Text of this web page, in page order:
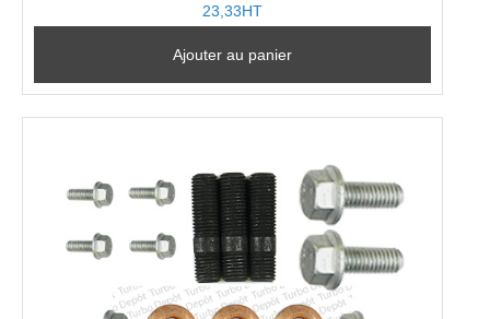
23,33HT
Ajouter au panier